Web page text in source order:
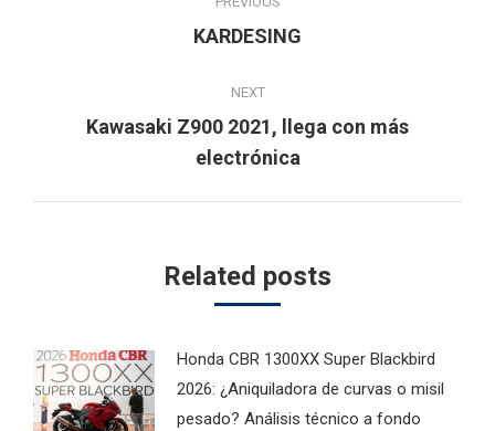
navigation
Previous
KARDESING
NEXT
Next
post:
Kawasaki Z900 2021, llega con más
electrónica
Related posts
Honda CBR 1300XX Super Blackbird
2026: ¿Aniquiladora de curvas o misil
pesado? Análisis técnico a fondo